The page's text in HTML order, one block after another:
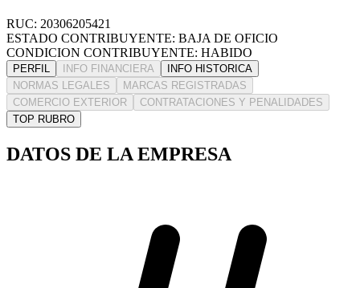
RUC: 20306205421
ESTADO CONTRIBUYENTE: BAJA DE OFICIO
CONDICION CONTRIBUYENTE: HABIDO
PERFIL INFO FINANCIERA
INFO HISTORICA
NORMAS LEGALES
MARCAS REGISTRADAS
COMERCIO EXTERIOR
CONTRATACIONES Y PENALIDADES
TOP RUBRO
DATOS DE LA EMPRESA